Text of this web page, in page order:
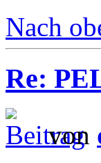
Nach
Re:
von